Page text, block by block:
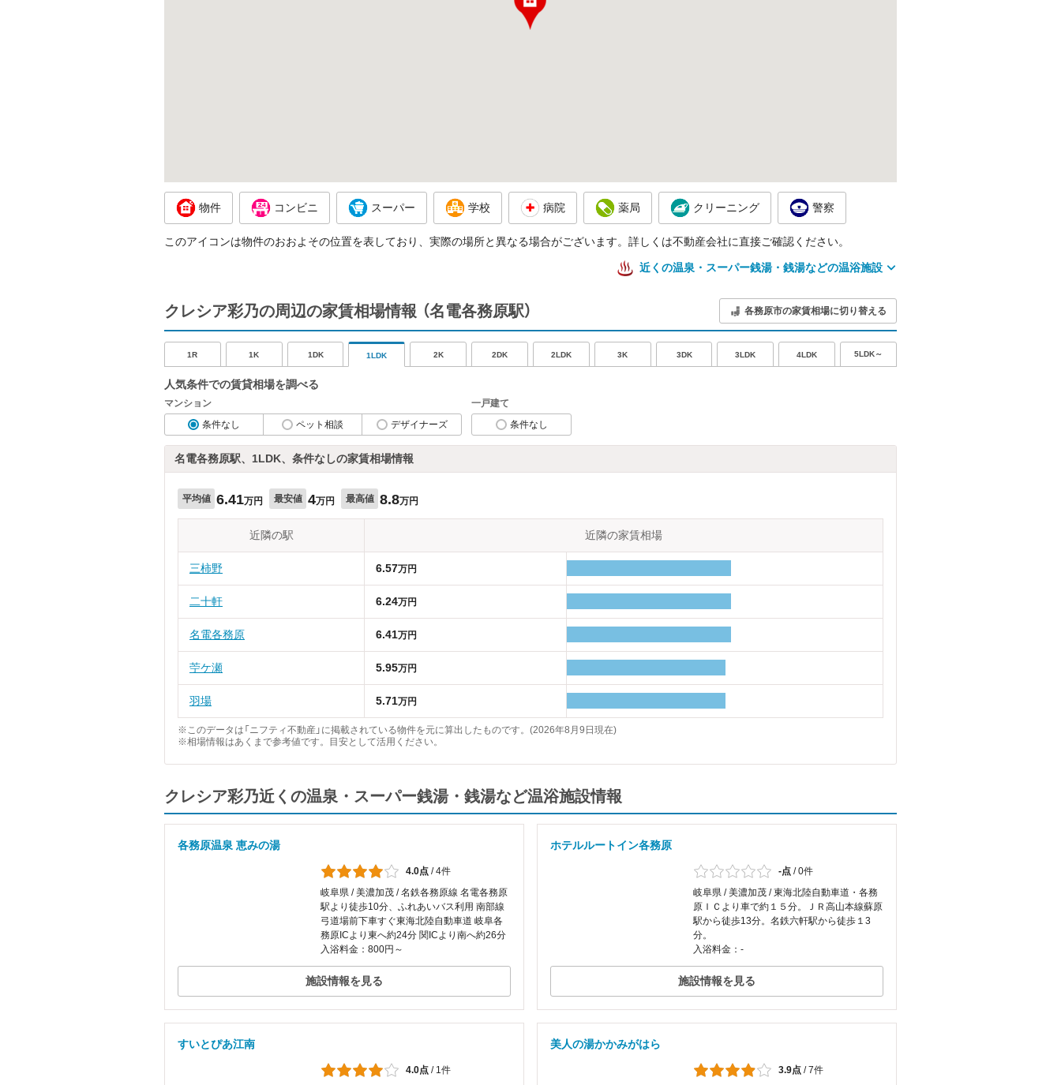
物件 コンビニ スーパー 学校 病院 薬局 クリーニング 警察
このアイコンは物件のおおよその位置を表しており、実際の場所と異なる場合がございます。詳しくは不動産会社に直接ご確認ください。
近くの温泉・スーパー銭湯・銭湯などの温浴施設
クレシア彩乃の周辺の家賃相場情報 （名電各務原駅） 各務原市の家賃相場に切り替える
1R 1K 1DK 1LDK 2K 2DK 2LDK 3K 3DK 3LDK 4LDK 5LDK～
人気条件での賃貸相場を調べる
マンション
条件なし
ペット相談 デザイナーズ
一戸建て
条件なし
名電各務原駅、1LDK、条件なしの家賃相場情報
平均値 6.41万円 最安値 4万円 最高値 8.8万円
近隣の駅 近隣の家賃相場
三柿野 6.57万円
二十軒 6.24万円
名電各務原 6.41万円
苧ケ瀬 5.95万円
羽場 5.71万円
※このデータは「ニフティ不動産」に掲載されている物件を元に算出したものです。(2026年8月9日現在)
※相場情報はあくまで参考値です。目安として活用ください。
クレシア彩乃近くの温泉・スーパー銭湯・銭湯など温浴施設情報
各務原温泉 恵みの湯
4.0点 /4件
岐阜県 / 美濃加茂 / 名鉄各務原線 名電各務原
駅より徒歩10分、ふれあいバス利用 南部線
弓道場前下車すぐ東海北陸自動車道 岐阜各
務原ICより東へ約24分 関ICより南へ約26分
入浴料金：800円～
施設情報を見る
ホテルルートイン各務原
-点 /0件
岐阜県 / 美濃加茂 / 東海北陸自動車道・各務
原ＩＣより車で約１５分。ＪＲ高山本線蘇原
駅から徒歩13分。名鉄六軒駅から徒歩１3
分。
入浴料金：-
施設情報を見る
すいとぴあ江南
4.0点 / 1件
美人の湯かかみがはら
3.9点 /7件